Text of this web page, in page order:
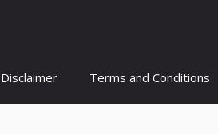
Disclaimer Terms and Conditions